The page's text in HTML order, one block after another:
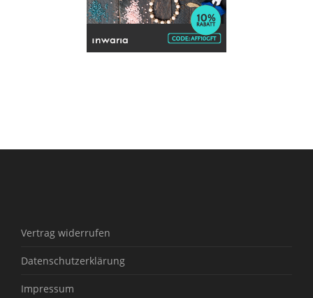
Vertrag widerrufen
Datenschutzerklärung
Impressum